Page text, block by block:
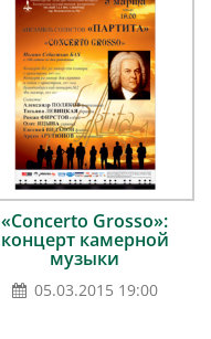
«Concerto Grosso»:
концерт камерной
музыки
05.03.2015 19:00